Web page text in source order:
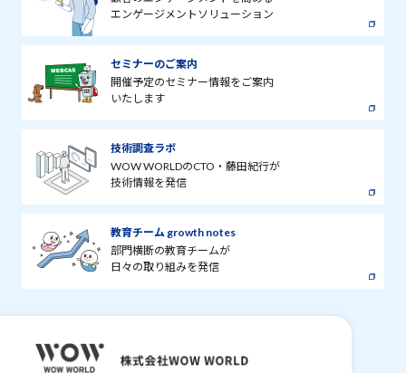
エンゲージメントソリューション
セミナーのご案内
開催予定のセミナー情報をご案内
いたします
技術調査ラボ
WOW WORLDのCTO・藤田紀行が
技術情報を発信
教育チーム growth notes
部門横断の教育チームが
日々の取り組みを発信